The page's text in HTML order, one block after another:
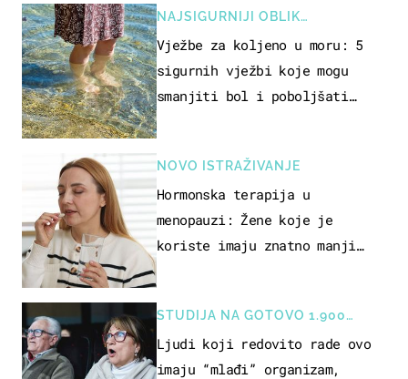
NAJSIGURNIJI OBLIK
REKREACIJE
Vježbe za koljeno u moru: 5
sigurnih vježbi koje mogu
smanjiti bol i poboljšati
NOVO ISTRAŽIVANJE
Hormonska terapija u
menopauzi: Žene koje je
koriste imaju znatno manji
STUDIJA NA GOTOVO 1.900
OSOBA
Ljudi koji redovito rade ovo
imaju “mlađi” organizam,